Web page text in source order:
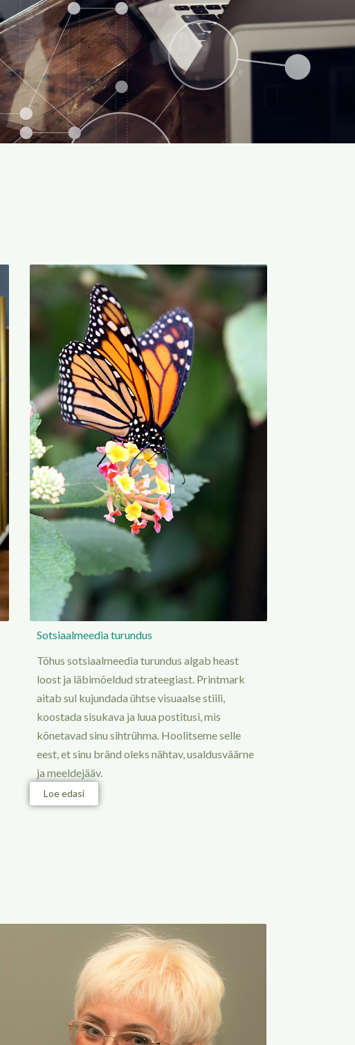
Sotsiaalmeedia turundus
Tõhus sotsiaalmeedia turundus algab heast
loost ja läbimõeldud strateegiast. Printmark
aitab sul kujundada ühtse visuaalse stiili,
koostada sisukava ja luua postitusi, mis
kõnetavad sinu sihtrühma. Hoolitseme selle
eest, et sinu bränd oleks nähtav, usaldusväärne
ja meeldejääv.
Loe edasi